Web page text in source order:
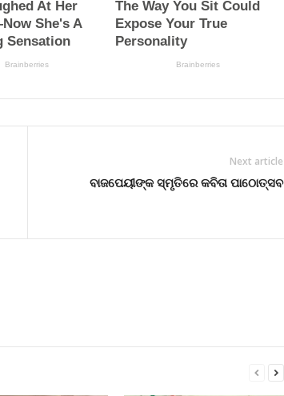
Next article
ବାଜପେୟୀଙ୍କ ସ୍ମୃତିରେ କବିତା ପାଠୋତ୍ସବ